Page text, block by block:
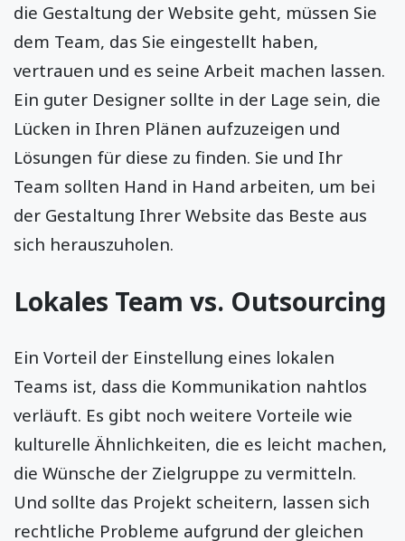
die Gestaltung der Website geht, müssen Sie
dem Team, das Sie eingestellt haben,
vertrauen und es seine Arbeit machen lassen.
Ein guter Designer sollte in der Lage sein, die
Lücken in Ihren Plänen aufzuzeigen und
Lösungen für diese zu finden. Sie und Ihr
Team sollten Hand in Hand arbeiten, um bei
der Gestaltung Ihrer Website das Beste aus
sich herauszuholen.
Lokales Team vs. Outsourcing
Ein Vorteil der Einstellung eines lokalen
Teams ist, dass die Kommunikation nahtlos
verläuft. Es gibt noch weitere Vorteile wie
kulturelle Ähnlichkeiten, die es leicht machen,
die Wünsche der Zielgruppe zu vermitteln.
Und sollte das Projekt scheitern, lassen sich
rechtliche Probleme aufgrund der gleichen